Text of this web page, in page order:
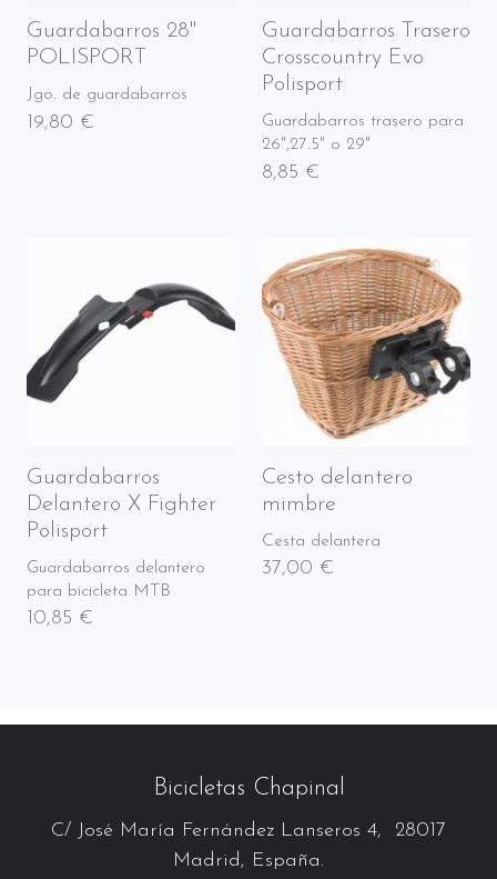
Guardabarros 28"
POLISPORT
Jgo. de guardabarros
19,80 €
Guardabarros Trasero
Crosscountry Evo
Polisport
Guardabarros trasero para
26",27.5" o 29"
8,85 €
Guardabarros
Delantero X Fighter
Polisport
Guardabarros delantero
para bicicleta MTB
10,85 €
Cesto delantero
mimbre
Cesta delantera
37,00 €
Bicicletas Chapinal
C/ José María Fernández Lanseros 4, 28017
Madrid, España.